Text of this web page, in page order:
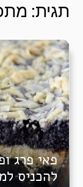
תגית:
פאי פרג
להכניס